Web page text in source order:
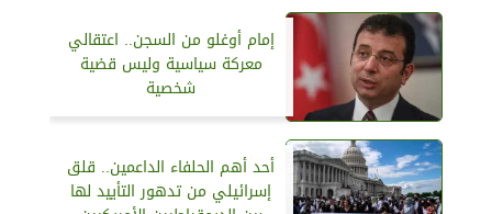
إمام أوغلو من السجن.. اعتقالي
معركة سياسية وليس قضية
شخصية
أحد أهم الحلفاء الداعمين.. قلق
إسرائيلي من تدهور التأييد لها